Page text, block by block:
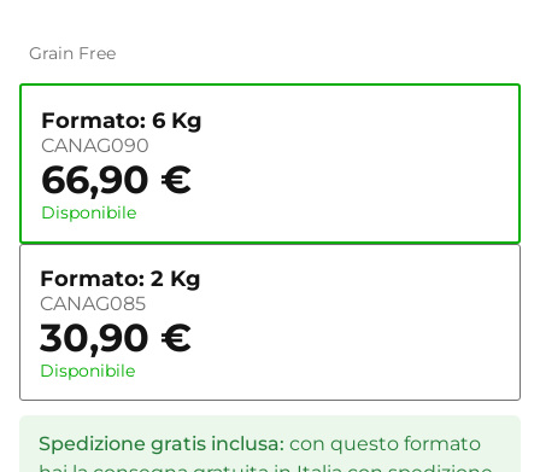
Grain Free
Formato: 6 Kg
CANAG090
66,90 €
Disponibile
Formato: 2 Kg
CANAG085
30,90 €
Disponibile
Spedizione gratis inclusa: con questo formato